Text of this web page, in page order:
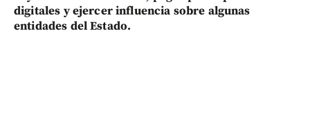
digitales y ejercer influencia sobre algunas
entidades del Estado.